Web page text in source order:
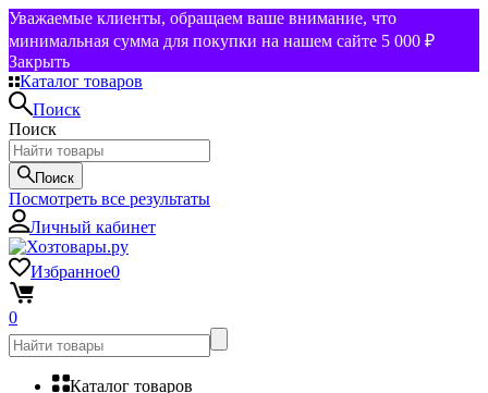
Уважаемые клиенты, обращаем ваше внимание, что
минимальная сумма для покупки на нашем сайте 5 000 ₽
Закрыть
Каталог товаров
Поиск
Поиск
Поиск
Посмотреть все результаты
Личный кабинет
Избранное0
0
Каталог товаров